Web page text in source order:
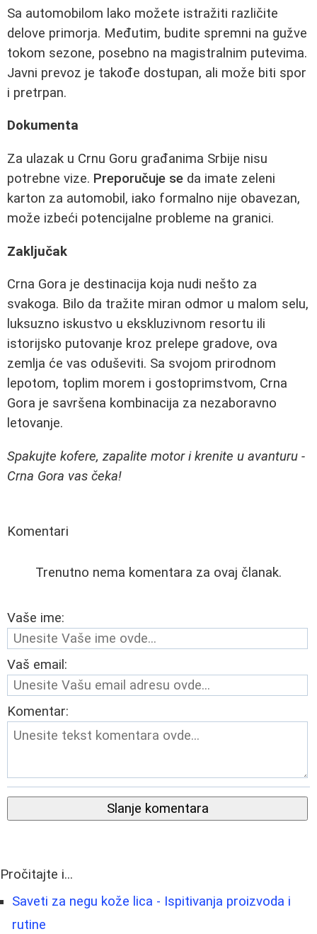
Sa automobilom lako možete istražiti različite
delove primorja. Međutim, budite spremni na gužve
tokom sezone, posebno na magistralnim putevima.
Javni prevoz je takođe dostupan, ali može biti spor
i pretrpan.
Dokumenta
Za ulazak u Crnu Goru građanima Srbije nisu
potrebne vize. Preporučuje se da imate zeleni
karton za automobil, iako formalno nije obavezan,
može izbeći potencijalne probleme na granici.
Zaključak
Crna Gora je destinacija koja nudi nešto za
svakoga. Bilo da tražite miran odmor u malom selu,
luksuzno iskustvo u ekskluzivnom resortu ili
istorijsko putovanje kroz prelepe gradove, ova
zemlja će vas oduševiti. Sa svojom prirodnom
lepotom, toplim morem i gostoprimstvom, Crna
Gora je savršena kombinacija za nezaboravno
letovanje.
Spakujte kofere, zapalite motor i krenite u avanturu -
Crna Gora vas čeka!
Komentari
Trenutno nema komentara za ovaj članak.
Vaše ime:
Vaš email:
Komentar:
Slanje komentara
Pročitajte i...
Saveti za negu kože lica - Ispitivanja proizvoda i
rutine